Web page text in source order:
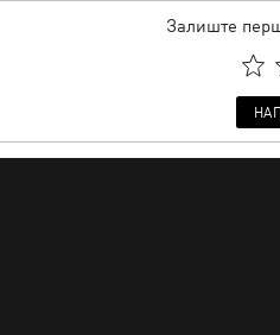
Залиште